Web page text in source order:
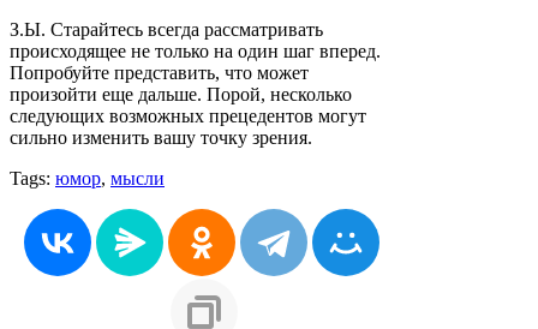
З.Ы. Старайтесь всегда рассматривать
происходящее не только на один шаг вперед.
Попробуйте представить, что может
произойти еще дальше. Порой, несколько
следующих возможных прецедентов могут
сильно изменить вашу точку зрения.
Tags: юмор, мысли